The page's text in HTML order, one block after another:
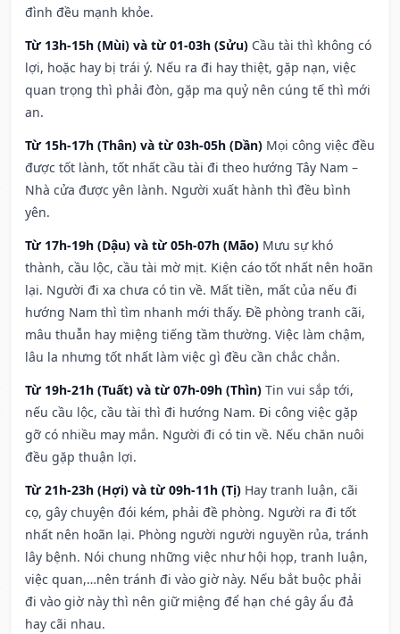
đình đều mạnh khỏe.
Từ 13h-15h (Mùi) và từ 01-03h (Sửu) Cầu tài thì không có
lợi, hoặc hay bị trái ý. Nếu ra đi hay thiệt, gặp nạn, việc
quan trọng thì phải đòn, gặp ma quỷ nên cúng tế thì mới
an.
Từ 15h-17h (Thân) và từ 03h-05h (Dần) Mọi công việc đều
được tốt lành, tốt nhất cầu tài đi theo hướng Tây Nam –
Nhà cửa được yên lành. Người xuất hành thì đều bình
yên.
Từ 17h-19h (Dậu) và từ 05h-07h (Mão) Mưu sự khó
thành, cầu lộc, cầu tài mờ mịt. Kiện cáo tốt nhất nên hoãn
lại. Người đi xa chưa có tin về. Mất tiền, mất của nếu đi
hướng Nam thì tìm nhanh mới thấy. Đề phòng tranh cãi,
mâu thuẫn hay miệng tiếng tầm thường. Việc làm chậm,
lâu la nhưng tốt nhất làm việc gì đều cần chắc chắn.
Từ 19h-21h (Tuất) và từ 07h-09h (Thìn) Tin vui sắp tới,
nếu cầu lộc, cầu tài thì đi hướng Nam. Đi công việc gặp
gỡ có nhiều may mắn. Người đi có tin về. Nếu chăn nuôi
đều gặp thuận lợi.
Từ 21h-23h (Hợi) và từ 09h-11h (Tị) Hay tranh luận, cãi
cọ, gây chuyện đói kém, phải đề phòng. Người ra đi tốt
nhất nên hoãn lại. Phòng người người nguyền rủa, tránh
lây bệnh. Nói chung những việc như hội họp, tranh luận,
việc quan,…nên tránh đi vào giờ này. Nếu bắt buộc phải
đi vào giờ này thì nên giữ miệng để hạn ché gây ẩu đả
hay cãi nhau.